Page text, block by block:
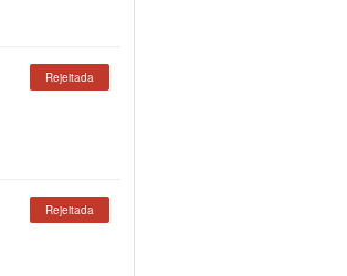
Rejeitada
Rejeitada